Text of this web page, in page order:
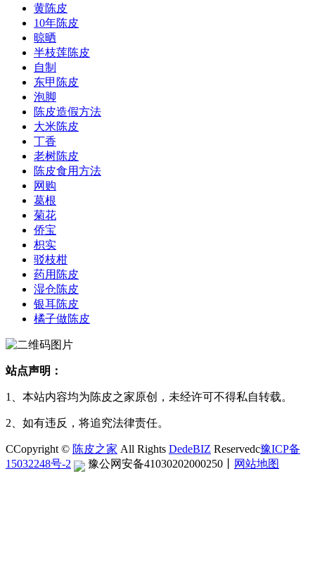
黄陈皮
10年陈皮
晾晒
半枝莲陈皮
自制
东甲陈皮
泡脚
陈皮造假方法
大米陈皮
丁香
老树陈皮
陈皮食用方法
网购
葛根
菊花
侨宝
枳实
驳枝柑
药用陈皮
湿仓陈皮
银耳陈皮
橘子做陈皮
站点声明：
1、本站内容均为陈皮之家原创，未经许可不得私自转载。
2、如有违反，将追究法律责任。
CCopyright © 陈皮之家 All Rights DedeBIZ Reservedc豫ICP备
15032248号-2
豫公网安备41030202000250 网站地图